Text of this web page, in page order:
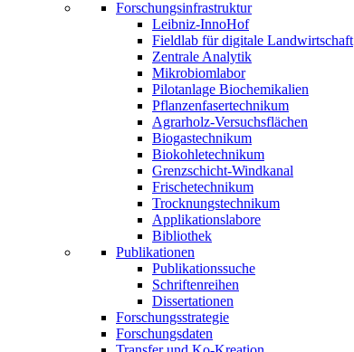
Forschungsinfrastruktur
Leibniz-InnoHof
Fieldlab für digitale Landwirtschaft
Zentrale Analytik
Mikrobiomlabor
Pilotanlage Biochemikalien
Pflanzenfasertechnikum
Agrarholz-Versuchsflächen
Biogastechnikum
Biokohletechnikum
Grenzschicht-Windkanal
Frischetechnikum
Trocknungstechnikum
Applikationslabore
Bibliothek
Publikationen
Publikationssuche
Schriftenreihen
Dissertationen
Forschungsstrategie
Forschungsdaten